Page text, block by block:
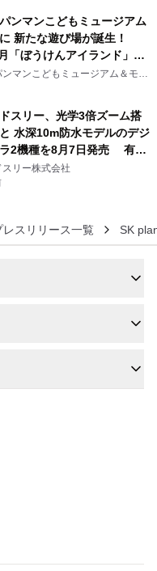
ンマンこどもミュージアム
新たな遊び場が誕生！
「ぼうけんアイランド」が
マンこどもミュージアム＆モー
スリー、光学3倍ズーム搭
水深10m防水モデルのデジ
2機種を8月7日発売 有効
素、用途別に選べるコンデ
リー株式会社
スリリース一覧 SK